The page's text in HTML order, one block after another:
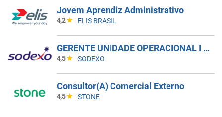
Jovem Aprendiz Administrativo
4,2 ELIS BRASIL
GERENTE UNIDADE OPERACIONAL I - UAN
4,5 SODEXO
Consultor(A) Comercial Externo
4,5 STONE